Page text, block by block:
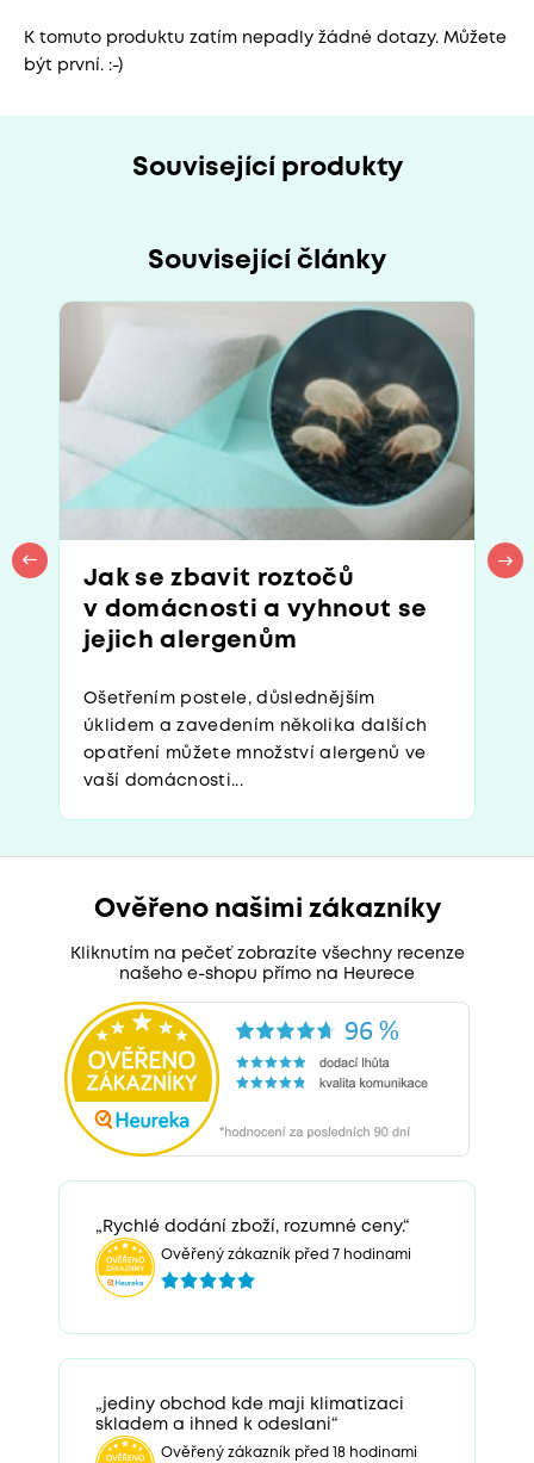
K tomuto produktu zatím nepadly žádné dotazy. Můžete
být první. :-)
Související produkty
Související články
Jak se zbavit roztočů
v domácnosti a vyhnout se
jejich alergenům
Ošetřením postele, důslednějším
úklidem a zavedením několika dalších
opatření můžete množství alergenů ve
vaší domácnosti...
Ověřeno našimi zákazníky
Kliknutím na pečeť zobrazíte všechny recenze
našeho e-shopu přímo na Heurece
„Rychlé dodání zboží, rozumné ceny.“
Ověřený zákazník před 7 hodinami
„jediny obchod kde maji klimatizaci
skladem a ihned k odeslani“
Ověřený zákazník před 18 hodinami